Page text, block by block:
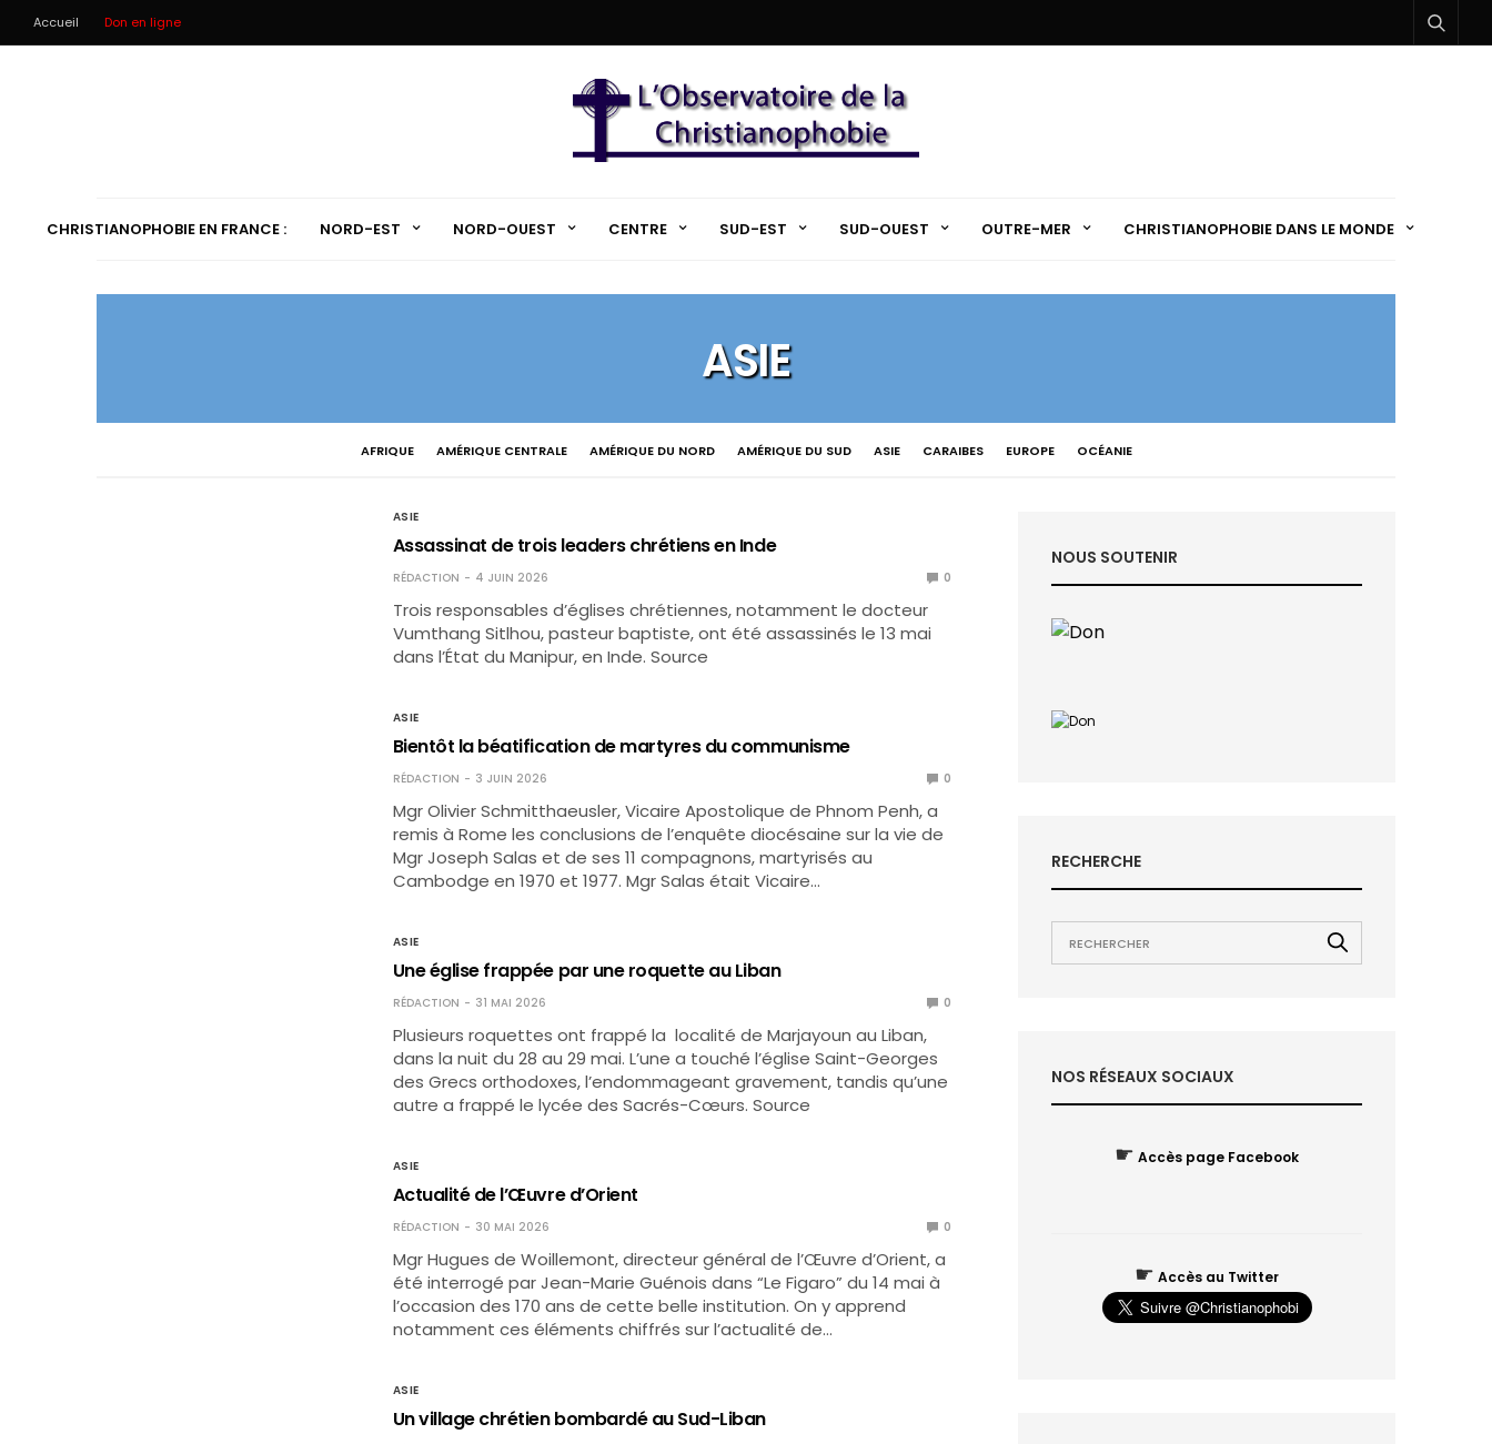
Accueil Don en ligne
CHRISTIANOPHOBIE EN FRANCE : NORD-EST NORD-OUEST CENTRE SUD-EST SUD-OUEST OUTRE-MER CHRISTIANOPHOBIE DANS LE MONDE
ASIE
AFRIQUE AMÉRIQUE CENTRALE AMÉRIQUE DU NORD AMÉRIQUE DU SUD ASIE CARAIBES EUROPE OCÉANIE
ASIE
Assassinat de trois leaders chrétiens en Inde
RÉDACTION 4 JUIN 2026 0
Trois responsables d’églises chrétiennes, notamment le docteur
Vumthang Sitlhou, pasteur baptiste, ont été assassinés le 13 mai
dans l’État du Manipur, en Inde. Source
ASIE
Bientôt la béatification de martyres du communisme
RÉDACTION 3 JUIN 2026 0
Mgr Olivier Schmitthaeusler, Vicaire Apostolique de Phnom Penh, a
remis à Rome les conclusions de l’enquête diocésaine sur la vie de
Mgr Joseph Salas et de ses 11 compagnons, martyrisés au
Cambodge en 1970 et 1977. Mgr Salas était Vicaire…
ASIE
Une église frappée par une roquette au Liban
RÉDACTION 31 MAI 2026 0
Plusieurs roquettes ont frappé la localité de Marjayoun au Liban,
dans la nuit du 28 au 29 mai. L’une a touché l’église Saint-Georges
des Grecs orthodoxes, l’endommageant gravement, tandis qu’une
autre a frappé le lycée des Sacrés-Cœurs. Source
ASIE
Actualité de l’Œuvre d’Orient
RÉDACTION 30 MAI 2026 0
Mgr Hugues de Woillemont, directeur général de l’Œuvre d’Orient, a
été interrogé par Jean-Marie Guénois dans “Le Figaro” du 14 mai à
l’occasion des 170 ans de cette belle institution. On y apprend
notamment ces éléments chiffrés sur l’actualité de…
ASIE
Un village chrétien bombardé au Sud-Liban
NOUS SOUTENIR
RECHERCHE
NOS RÉSEAUX SOCIAUX
☛ Accès page Facebook
☛ Accès au Twitter